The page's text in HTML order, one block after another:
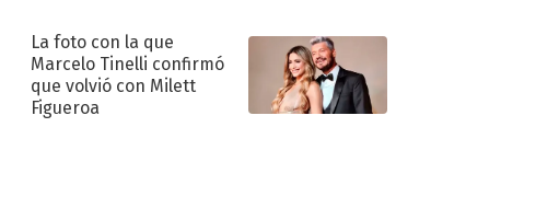
La foto con la que
Marcelo Tinelli confirmó
que volvió con Milett
Figueroa